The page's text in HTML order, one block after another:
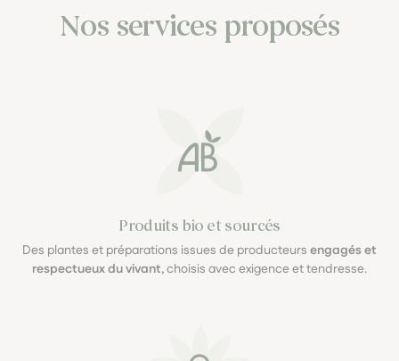
Nos services proposés
Produits bio et sourcés
Des plantes et préparations issues de producteurs engagés et
respectueux du vivant, choisis avec exigence et tendresse.